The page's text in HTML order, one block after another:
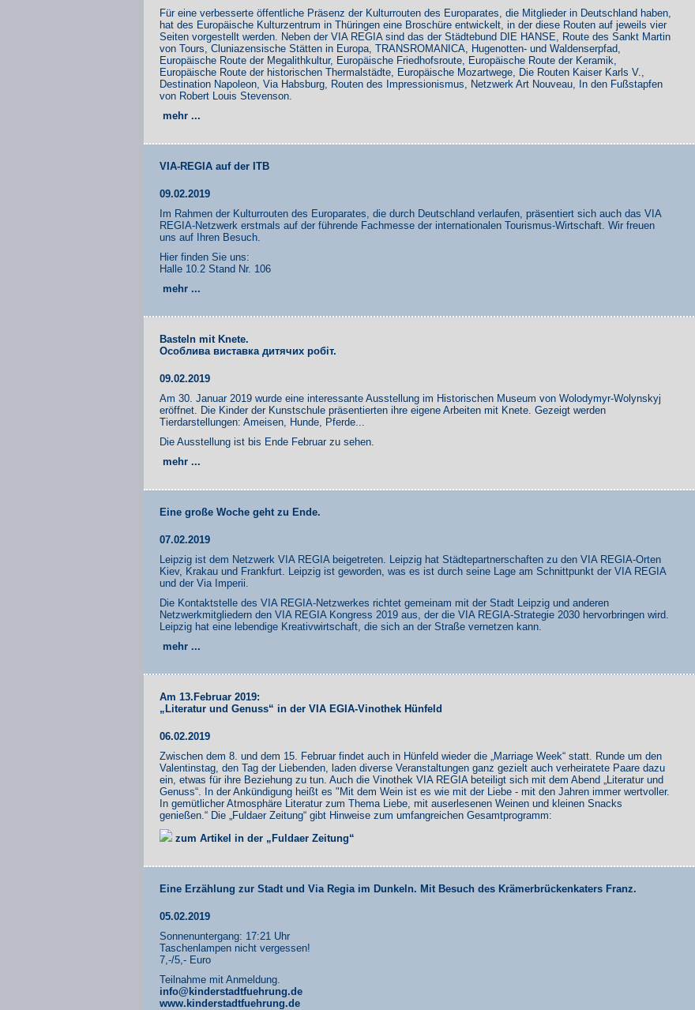
Für eine verbesserte öffentliche Präsenz der Kulturrouten des Europarates, die Mitglieder in Deutschland haben,
hat des Europäische Kulturzentrum in Thüringen eine Broschüre entwickelt, in der diese Routen auf jeweils vier
Seiten vorgestellt werden. Neben der VIA REGIA sind das der Städtebund DIE HANSE, Route des Sankt Martin
von Tours, Cluniazensische Stätten in Europa, TRANSROMANICA, Hugenotten- und Waldenserpfad,
Europäische Route der Megalithkultur, Europäische Friedhofsroute, Europäische Route der Keramik,
Europäische Route der historischen Thermalstädte, Europäische Mozartwege, Die Routen Kaiser Karls V.,
Destination Napoleon, Via Habsburg, Routen des Impressionismus, Netzwerk Art Nouveau, In den Fußstapfen
von Robert Louis Stevenson.
mehr ...
VIA-REGIA auf der ITB
09.02.2019
Im Rahmen der Kulturrouten des Europarates, die durch Deutschland verlaufen, präsentiert sich auch das VIA
REGIA-Netzwerk erstmals auf der führende Fachmesse der internationalen Tourismus-Wirtschaft. Wir freuen
uns auf Ihren Besuch.
Hier finden Sie uns:
Halle 10.2 Stand Nr. 106
mehr ...
Basteln mit Knete.
Особлива виставка дитячих робіт.
09.02.2019
Am 30. Januar 2019 wurde eine interessante Ausstellung im Historischen Museum von Wolodymyr-Wolynskyj
eröffnet. Die Kinder der Kunstschule präsentierten ihre eigene Arbeiten mit Knete. Gezeigt werden
Tierdarstellungen: Ameisen, Hunde, Pferde...
Die Ausstellung ist bis Ende Februar zu sehen.
mehr ...
Eine große Woche geht zu Ende.
07.02.2019
Leipzig ist dem Netzwerk VIA REGIA beigetreten. Leipzig hat Städtepartnerschaften zu den VIA REGIA-Orten
Kiev, Krakau und Frankfurt. Leipzig ist geworden, was es ist durch seine Lage am Schnittpunkt der VIA REGIA
und der Via Imperii.
Die Kontaktstelle des VIA REGIA-Netzwerkes richtet gemeinam mit der Stadt Leipzig und anderen
Netzwerkmitgliedern den VIA REGIA Kongress 2019 aus, der die VIA REGIA-Strategie 2030 hervorbringen wird.
Leipzig hat eine lebendige Kreativwirtschaft, die sich an der Straße vernetzen kann.
mehr ...
Am 13.Februar 2019:
„Literatur und Genuss“ in der VIA EGIA-Vinothek Hünfeld
06.02.2019
Zwischen dem 8. und dem 15. Februar findet auch in Hünfeld wieder die „Marriage Week“ statt. Runde um den
Valentinstag, den Tag der Liebenden, laden diverse Veranstaltungen ganz gezielt auch verheiratete Paare dazu
ein, etwas für ihre Beziehung zu tun. Auch die Vinothek VIA REGIA beteiligt sich mit dem Abend „Literatur und
Genuss“. In der Ankündigung heißt es "Mit dem Wein ist es wie mit der Liebe - mit den Jahren immer wertvoller.
In gemütlicher Atmosphäre Literatur zum Thema Liebe, mit auserlesenen Weinen und kleinen Snacks
genießen.“ Die „Fuldaer Zeitung“ gibt Hinweise zum umfangreichen Gesamtprogramm:
zum Artikel in der „Fuldaer Zeitung“
Eine Erzählung zur Stadt und Via Regia im Dunkeln. Mit Besuch des Krämerbrückenkaters Franz.
05.02.2019
Sonnenuntergang: 17:21 Uhr
Taschenlampen nicht vergessen!
7,-/5,- Euro
Teilnahme mit Anmeldung.
info@kinderstadtfuehrung.de
www.kinderstadtfuehrung.de